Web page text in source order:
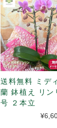
送料無料 ミデ
蘭 鉢植え リン
号 ２本立